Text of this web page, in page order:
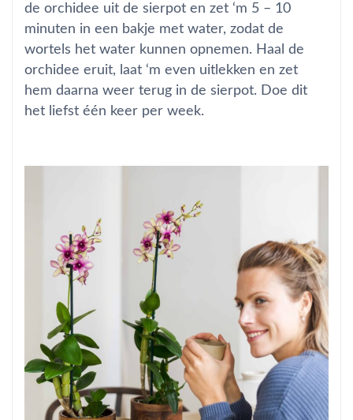
de orchidee uit de sierpot en zet ‘m 5 – 10
minuten in een bakje met water, zodat de
wortels het water kunnen opnemen. Haal de
orchidee eruit, laat ‘m even uitlekken en zet
hem daarna weer terug in de sierpot. Doe dit
het liefst één keer per week.